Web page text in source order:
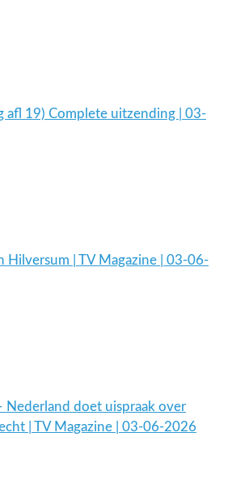
afl 19) Complete uitzending | 03-
Hilversum | TV Magazine | 03-06-
Nederland doet uispraak over
| TV Magazine | 03-06-2026